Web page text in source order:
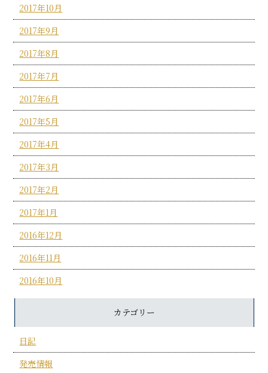
2017年10月
2017年9月
2017年8月
2017年7月
2017年6月
2017年5月
2017年4月
2017年3月
2017年2月
2017年1月
2016年12月
2016年11月
2016年10月
カテゴリー
日記
発売情報